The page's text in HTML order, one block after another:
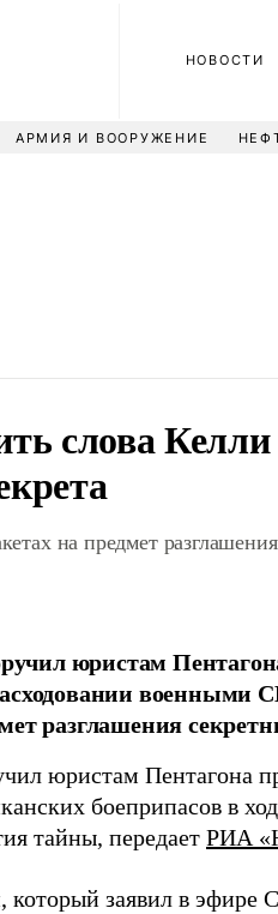
НОВОСТИ
АРМИЯ И ВООРУЖЕНИЕ
слова
на предмет
юристам
военными
разглашения
юристам Пентагона
боеприпасов в
тайны, передает РИА
заявил в эфире